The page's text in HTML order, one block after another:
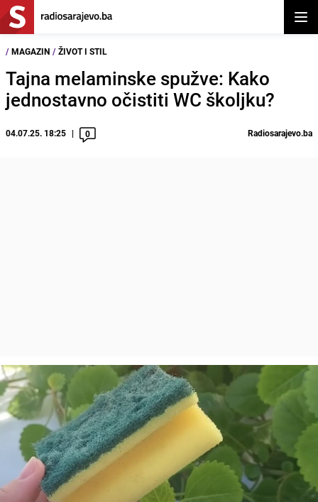
/ MAGAZIN / ŽIVOT I STIL
Tajna melaminske spužve: Kako
jednostavno očistiti WC školjku?
04.07.25. 18:25 0 Radiosarajevo.ba